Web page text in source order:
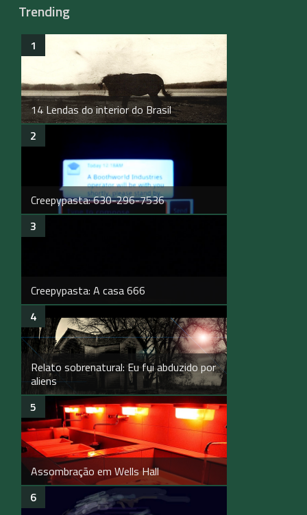
Trending
14 Lendas do interior do Brasil
Creepypasta: 630-296-7536
Creepypasta: A casa 666
Relato sobrenatural: Eu fui abduzido por
aliens
Assombração em Wells Hall